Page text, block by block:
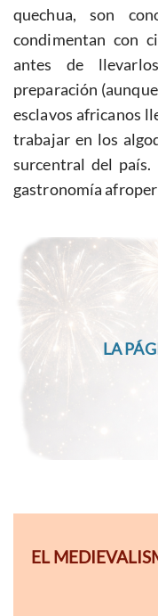
quechua, son
condimentan con
antes de
preparación
esclavos africanos
trabajar en los
surcentral del
gastronomía
LA
EL